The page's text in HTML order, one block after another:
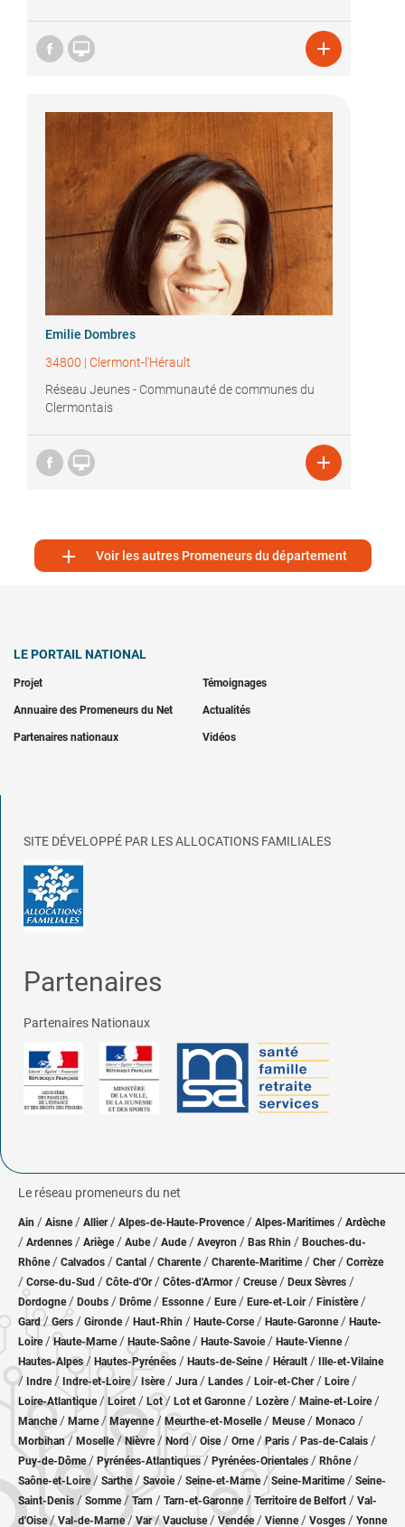
 
Emilie Dombres
34800 | Clermont-l'Hérault
Réseau Jeunes - Communauté de communes du
Clermontais
 
 Voir les autres Promeneurs du département
LE PORTAIL NATIONAL
Projet Témoignages
Annuaire des Promeneurs du Net Actualités
Partenaires nationaux Vidéos
SITE DÉVELOPPÉ PAR LES ALLOCATIONS FAMILIALES
Partenaires
Partenaires Nationaux
Le réseau promeneurs du net
Ain / Aisne/ Allier/ Alpes-de-Haute-Provence / Alpes-Maritimes / Ardèche
/ Ardennes / Ariège/ Aube/ Aude / Aveyron / Bas Rhin / Bouches-du-
Rhône/ Calvados / Cantal / Charente / Charente-Maritime/ Cher / Corrèze
/ Corse-du-Sud / Côte-d'Or / Côtes-d'Armor/ Creuse/ Deux Sèvres /
Dordogne/ Doubs / Drôme/ Essonne / Eure/ Eure-et-Loir / Finistère/
Gard/Gers / Gironde/ Haut-Rhin / Haute-Corse/ Haute-Garonne/ Haute-
Loire/Haute-Marne/ Haute-Saône/ Haute-Savoie/ Haute-Vienne/
Hautes-Alpes/ Hautes-Pyrénées / Hauts-de-Seine/ Hérault / Ille-et-Vilaine
/ Indre/ Indre-et-Loire/ Isère/ Jura / Landes / Loir-et-Cher/ Loire/
Loire-Atlantique/ Loiret / Lot/ Lot et Garonne/ Lozère / Maine-et-Loire/
Manche/ Marne/ Mayenne/ Meurthe-et-Moselle/ Meuse/ Monaco /
Morbihan/ Moselle/ Nièvre / Nord/ Oise / Orne/Paris / Pas-de-Calais /
Puy-de-Dôme/ Pyrénées-Atlantiques / Pyrénées-Orientales / Rhône/
Saône-et-Loire/ Sarthe/ Savoie/ Seine-et-Marne/ Seine-Maritime/ Seine-
Saint-Denis /Somme/ Tarn / Tarn-et-Garonne/Territoire de Belfort / Val-
d'Oise/ Val-de-Marne/Var/Vaucluse/ Vendée/ Vienne/ Vosges / Yonne